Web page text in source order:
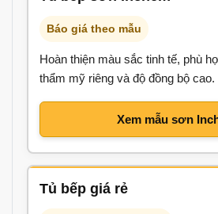
Báo giá theo mẫu
Hoàn thiện màu sắc tinh tế, phù
thẩm mỹ riêng và độ đồng bộ cao.
Xem mẫu sơn
Tủ bếp giá rẻ